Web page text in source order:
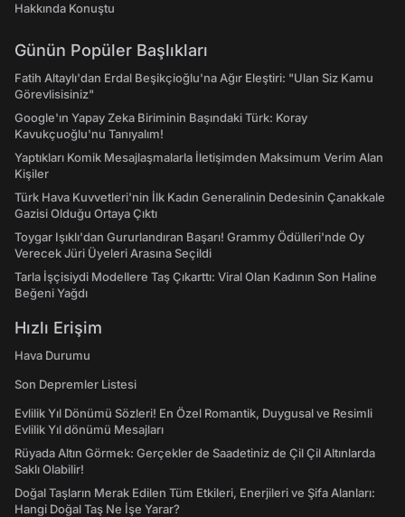
Hakkında Konuştu
Günün Popüler Başlıkları
Fatih Altaylı'dan Erdal Beşikçioğlu'na Ağır Eleştiri: "Ulan Siz Kamu
Görevlisisiniz"
Google'ın Yapay Zeka Biriminin Başındaki Türk: Koray
Kavukçuoğlu'nu Tanıyalım!
Yaptıkları Komik Mesajlaşmalarla İletişimden Maksimum Verim Alan
Kişiler
Türk Hava Kuvvetleri'nin İlk Kadın Generalinin Dedesinin Çanakkale
Gazisi Olduğu Ortaya Çıktı
Toygar Işıklı'dan Gururlandıran Başarı! Grammy Ödülleri'nde Oy
Verecek Jüri Üyeleri Arasına Seçildi
Tarla İşçisiydi Modellere Taş Çıkarttı: Viral Olan Kadının Son Haline
Beğeni Yağdı
Hızlı Erişim
Hava Durumu
Son Depremler Listesi
Evlilik Yıl Dönümü Sözleri! En Özel Romantik, Duygusal ve Resimli
Evlilik Yıl dönümü Mesajları
Rüyada Altın Görmek: Gerçekler de Saadetiniz de Çil Çil Altınlarda
Saklı Olabilir!
Doğal Taşların Merak Edilen Tüm Etkileri, Enerjileri ve Şifa Alanları:
Hangi Doğal Taş Ne İşe Yarar?